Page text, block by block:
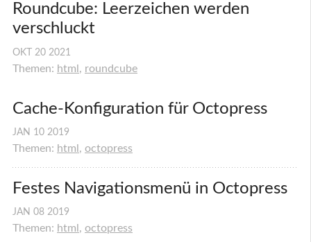
Roundcube: Leerzeichen werden
verschluckt
OKT 20 2021
Themen: html , roundcube
Cache-Konfiguration für Octopress
JAN 10 2019
Themen: html , octopress
Festes Navigationsmenü in Octopress
JAN 08 2019
Themen: html , octopress